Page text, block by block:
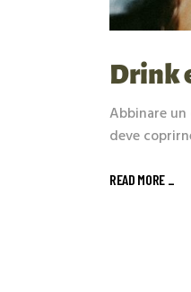
Drink
Abbinare
deve
READ MORE _